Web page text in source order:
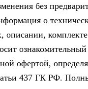
без
о
описании,
ознакомительный
офертой,
437 ГК РФ.